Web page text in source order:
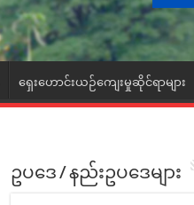
ရှေးဟောင်းယဉ်ကျေးမှုဆိုင်ရာများ
ဥပဒေ / နည်းဥပဒေများ